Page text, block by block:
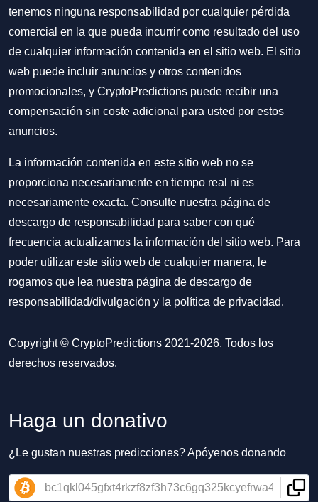
tenemos ninguna responsabilidad por cualquier pérdida
comercial en la que pueda incurrir como resultado del uso
de cualquier información contenida en el sitio web. El sitio
web puede incluir anuncios y otros contenidos
promocionales, y CryptoPredictions puede recibir una
compensación sin coste adicional para usted por estos
anuncios.
La información contenida en este sitio web no se
proporciona necesariamente en tiempo real ni es
necesariamente exacta. Consulte nuestra página de
descargo de responsabilidad para saber con qué
frecuencia actualizamos la información del sitio web. Para
poder utilizar este sitio web de cualquier manera, le
rogamos que lea nuestra página de descargo de
responsabilidad/divulgación y la política de privacidad.
Copyright © CryptoPredictions 2021-2026. Todos los
derechos reservados.
Haga un donativo
¿Le gustan nuestras predicciones? Apóyenos donando